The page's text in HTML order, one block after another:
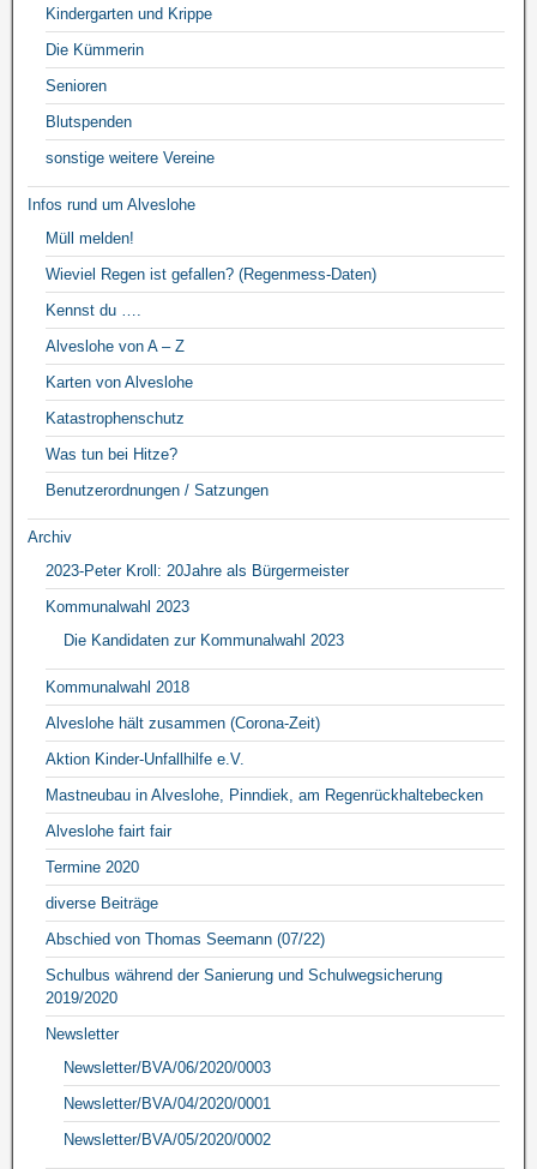
Kindergarten und Krippe
Die Kümmerin
Senioren
Blutspenden
sonstige weitere Vereine
Infos rund um Alveslohe
Müll melden!
Wieviel Regen ist gefallen? (Regenmess-Daten)
Kennst du ….
Alveslohe von A – Z
Karten von Alveslohe
Katastrophenschutz
Was tun bei Hitze?
Benutzerordnungen / Satzungen
Archiv
2023-Peter Kroll: 20Jahre als Bürgermeister
Kommunalwahl 2023
Die Kandidaten zur Kommunalwahl 2023
Kommunalwahl 2018
Alveslohe hält zusammen (Corona-Zeit)
Aktion Kinder-Unfallhilfe e.V.
Mastneubau in Alveslohe, Pinndiek, am Regenrückhaltebecken
Alveslohe fairt fair
Termine 2020
diverse Beiträge
Abschied von Thomas Seemann (07/22)
Schulbus während der Sanierung und Schulwegsicherung
2019/2020
Newsletter
Newsletter/BVA/06/2020/0003
Newsletter/BVA/04/2020/0001
Newsletter/BVA/05/2020/0002